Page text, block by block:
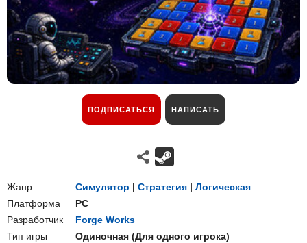
ПОДПИСАТЬСЯ НАПИСАТЬ
Жанр Симулятор | Стратегия | Логическая
Платформа
PC
Разработчик
Forge Works
Тип игры
Одиночная (Для одного игрока)